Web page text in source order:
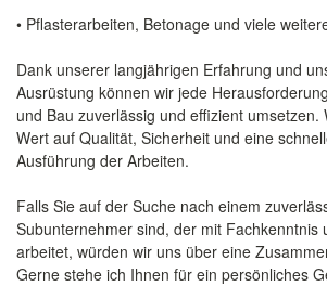
• Pflasterarbeiten, Betonage und viele
Dank unserer langjährigen Erfahrung und
Ausrüstung können wir jede
und Bau zuverlässig und effizient umsetzen.
Wert auf Qualität, Sicherheit und eine
Ausführung der Arbeiten.
Falls Sie auf der Suche nach einem
Subunternehmer sind, der mit Fachkenntnis
arbeitet, würden wir uns über eine
Gerne stehe ich Ihnen für ein persönliches